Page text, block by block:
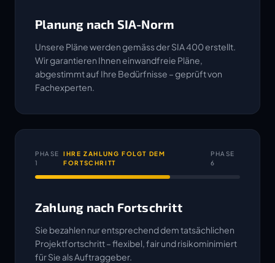
Planung nach SIA-Norm
Unsere Pläne werden gemäss der SIA 400 erstellt.
Wir garantieren Ihnen einwandfreie Pläne,
abgestimmt auf Ihre Bedürfnisse – geprüft von
Fachexperten.
PHASE
1
IHRE ZAHLUNG FOLGT DEM
FORTSCHRITT
PHASE
6
Zahlung nach Fortschritt
Sie bezahlen nur entsprechend dem tatsächlichen
Projektfortschritt – flexibel, fair und risikominimiert
für Sie als Auftraggeber.